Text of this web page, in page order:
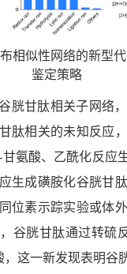
相似性网络的新型
鉴定策略
胱甘肽相关子网络
肽相关的未知反应
甘氨酸、乙酰化反应
生成磺胺化谷胱甘
位素示踪实验或体
谷胱甘肽通过转硫
，这一新发现表明谷